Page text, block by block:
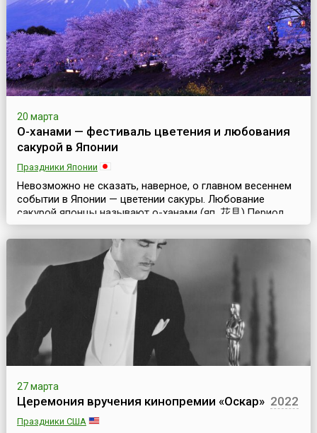
20 марта
О-ханами — фестиваль цветения и любования
сакурой в Японии
Праздники Японии
Невозможно не сказать, наверное, о главном весеннем
событии в Японии — цветении сакуры. Любование
сакурой японцы называют о-ханами (яп. 花見).Период
цветения сакуры не является официальным праздником
в Японии. В японском календаре нет ни национального
праздника, ни специальных праздничных или выходных
дней, связанных с этим великолепным природным
чудом. Но психологически это, несомненно, праздни...
27 марта
Церемония вручения кинопремии «Оскар» 2022
Праздники США